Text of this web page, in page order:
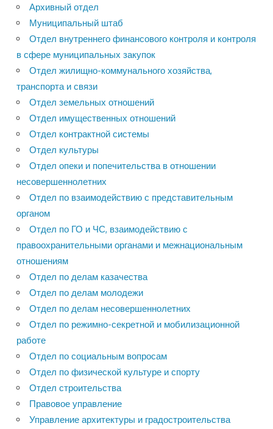
Архивный отдел
Муниципальный штаб
Отдел внутреннего финансового контроля и контроля
в сфере муниципальных закупок
Отдел жилищно-коммунального хозяйства,
транспорта и связи
Отдел земельных отношений
Отдел имущественных отношений
Отдел контрактной системы
Отдел культуры
Отдел опеки и попечительства в отношении
несовершеннолетних
Отдел по взаимодействию с представительным
органом
Отдел по ГО и ЧС, взаимодействию с
правоохранительными органами и межнациональным
отношениям
Отдел по делам казачества
Отдел по делам молодежи
Отдел по делам несовершеннолетних
Отдел по режимно-секретной и мобилизационной
работе
Отдел по социальным вопросам
Отдел по физической культуре и спорту
Отдел строительства
Правовое управление
Управление архитектуры и градостроительства